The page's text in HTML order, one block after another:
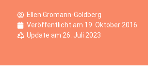
Ellen Gromann-Goldberg
Veröffentlicht am 19. Oktober 2016
Update am 26. Juli 2023